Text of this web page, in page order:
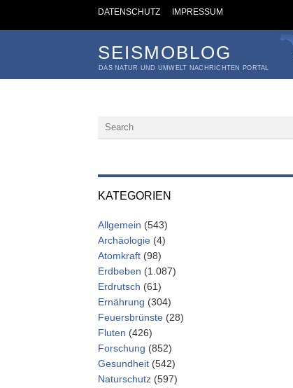
DATENSCHUTZ IMPRESSUM
SEISMOBLOG
DAS NATUR UND UMWELT NACHRICHTEN PORTAL
KATEGORIEN
Allgemein (543)
Archäologie (4)
Atomkraft (98)
Erdbeben (1.087)
Erdrutsch (61)
Ernährung (304)
Feuersbrünste (28)
Fluten (426)
Forschung (852)
Gesundheit (542)
Naturschutz (597)